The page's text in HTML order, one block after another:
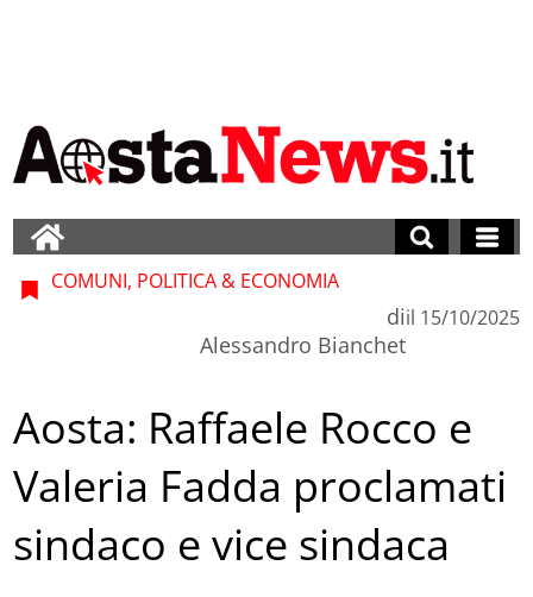
COMUNI, POLITICA & ECONOMIA
di
Alessandro Bianchet
il 15/10/2025
Aosta: Raffaele Rocco e
Valeria Fadda proclamati
sindaco e vice sindaca